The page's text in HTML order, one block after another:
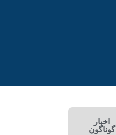
اخبار
گوناگون